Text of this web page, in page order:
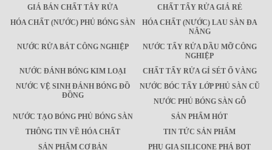
GIÁ BÁN CHẤT TÂY RỬA
CHẤT TẨY RỬA GIÁ RẺ
HÓA CHẤT (NƯỚC) PHỦ BÓNG SÀN
HÓA CHẤT (NƯỚC) LAU SÀN ĐA
NĂNG
NƯỚC RỬA BÁT CÔNG NGHIỆP
NƯỚC TẨY RỬA DẦU MỠ CÔNG
NGHIỆP
NƯỚC ĐÁNH BÓNG KIM LOẠI
CHẤT TẨY RỬA GỈ SÉT Ố VÀNG
NƯỚC VỆ SINH ĐÁNH BÓNG ĐỒ
ĐỒNG
NƯỚC BÓC TẨY LỚP PHỦ SÀN CŨ
NƯỚC PHỦ BÓNG SÀN GỖ
NƯỚC TẠO BÓNG PHỦ BÓNG SÀN
SẢN PHẨM HÓT
THÔNG TIN VỀ HÓA CHẤT
TIN TỨC SẢN PHẨM
SẢN PHẨM CƠ BẢN
PHỤ GIA SILICONE PHÁ BỌT